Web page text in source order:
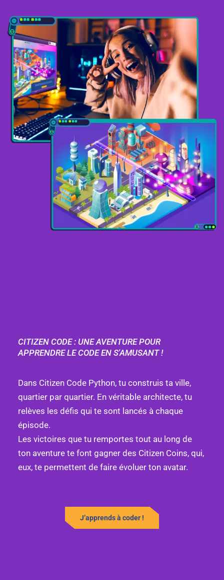
CITIZEN CODE : UNE AVENTURE POUR
APPRENDRE LE CODE EN S'AMUSANT !
Dans Citizen Code Python, tu construis ta ville,
quartier par quartier. En véritable architecte, tu
relèves les défis qui te sont lancés à chaque
épisode.
Les victoires que tu remportes tout au long de
ton aventure te font gagner des Citizen Coins, qui,
eux, te permettent de faire évoluer ton avatar.
J’apprends à coder !